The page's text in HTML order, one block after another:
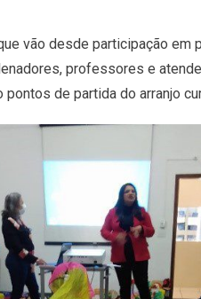
vão desde participação em
professores e
de partida do arranjo